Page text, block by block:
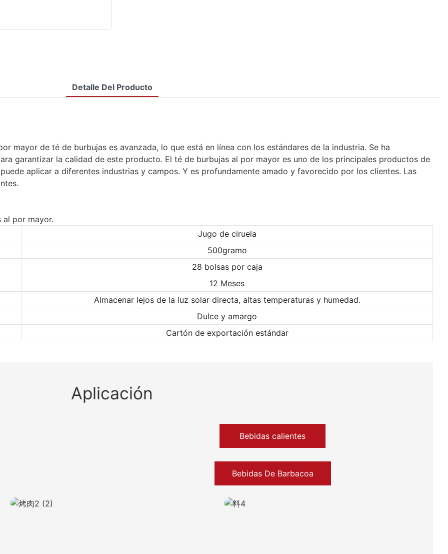
Detalle Del Producto
mayor de té de burbujas es avanzada, lo que está en línea con los estándares de la industria. Se ha
garantizar la calidad de este producto. El té de burbujas al por mayor es uno de los principales productos de
aplicar a diferentes industrias y campos. Y es profundamente amado y favorecido por los clientes. Las
al por mayor.
Jugo de ciruela
500gramo
28 bolsas por caja
12 Meses
Almacenar lejos de la luz solar directa, altas temperaturas y humedad.
Dulce y amargo
Cartón de exportación estándar
Aplicación
Bebidas calientes
Bebidas De Barbacoa